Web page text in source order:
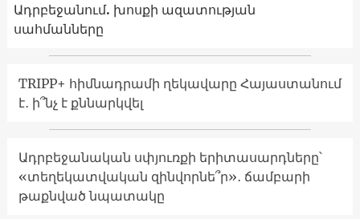
Ադրբեջանում. խոսքի ազատության
սահմանները
TRIPP+ հիմնադրամի ղեկավարը Հայաստանում
է․ ի՞նչ է քննարկվել
Ադրբեջանական սփյուռքի երիտասարդները՝
«տեղեկատվական զինվորնե՞ր»․ ճամբարի
թաքնված նպատակը